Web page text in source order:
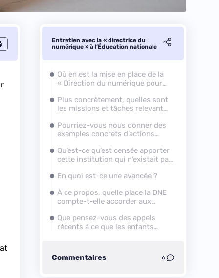
Entretien avec la « directrice du
numérique » à l’Éducation nationale
Où en est la mise en place de la
« Direction du numérique pour
Plus concrètement, quelles sont
les missions et tâches relevant
Pourriez-vous nous donner des
exemples concrets d’actions
DNE ?
Qu’est-ce qu’est censée apporter
cette institution qui n’existait pas
En quoi est-ce une avancée ?
À ce propos, quelle place la DNE
compte-t-elle accorder aux
Que pensez-vous des appels
récents à ce que les enfants
via des cours d'informatique
obligatoires ?
Commentaires 6